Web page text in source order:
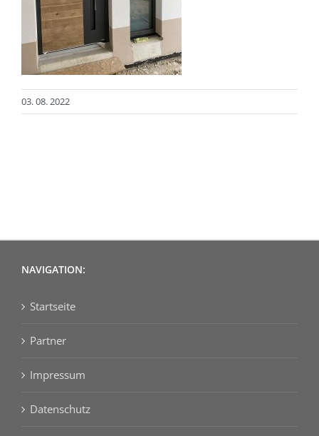
03. 08. 2022
NAVIGATION:
Startseite
Partner
Impressum
Datenschutz